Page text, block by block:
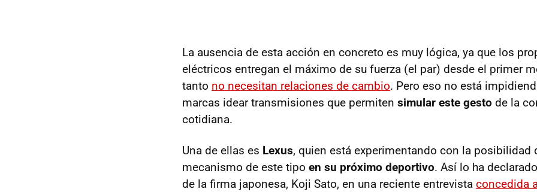
La ausencia de esta acción en concreto es muy lógica, ya que los
eléctricos entregan el máximo de su fuerza (el par) desde el primer
tanto no necesitan relaciones de cambio. Pero eso no está
marcas idear transmisiones que permiten simular este gesto de la
cotidiana.
Una de ellas es Lexus, quien está experimentando con la posibilidad
mecanismo de este tipo en su próximo deportivo. Así lo ha
de la firma japonesa, Koji Sato, en una reciente entrevista concedida